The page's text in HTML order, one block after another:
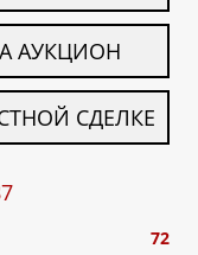
АУКЦИОН
СДЕЛКЕ
72